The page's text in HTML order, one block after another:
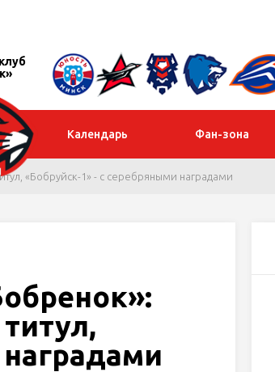
Календарь Фан-зона
«Бобруйск-1» - с серебряными наградами